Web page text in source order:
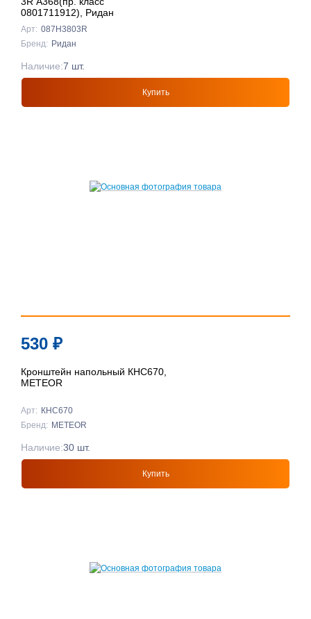
0801711912), Ридан
Арт: 087H3803R
Бренд: Ридан
Купить
Наличие:7 шт.
530 ₽
Кронштейн напольный КНС670,
METEOR
Арт: КНС670
Бренд: METEOR
Купить
Наличие:30 шт.